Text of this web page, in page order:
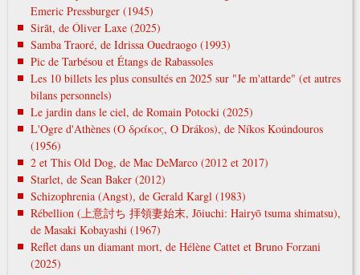
Emeric Pressburger (1945)
Sirāt, de Óliver Laxe (2025)
Samba Traoré, de Idrissa Ouedraogo (1993)
Pic de Tarbésou et Étangs de Rabassoles
Les 10 billets les plus consultés en 2025 sur "Je m'attarde" (et autres
bilans personnels)
Le jardin dans le ciel, de Romain Potocki (2025)
L'Ogre d'Athènes (Ο δράκος, O Drákos), de Níkos Koúndouros
(1956)
2 et This Old Dog, de Mac DeMarco (2012 et 2017)
Starlet, de Sean Baker (2012)
Schizophrenia (Angst), de Gerald Kargl (1983)
Rébellion (上意討ち 拝領妻始末, Jōiuchi: Hairyō tsuma shimatsu),
de Masaki Kobayashi (1967)
Reflet dans un diamant mort, de Hélène Cattet et Bruno Forzani
(2025)